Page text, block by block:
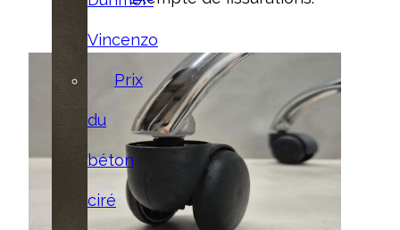
Vincenzo
Prix
du
béton
ciré